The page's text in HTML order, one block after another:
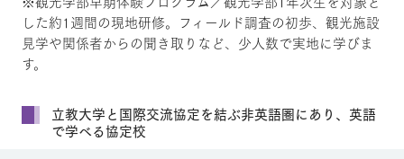
した約1週間の現地研修。フィールド調査の初歩、観光施設
見学や関係者からの聞き取りなど、少人数で実地に学びま
す。
立教大学と国際交流協定を結ぶ非英語圏にあり、英語
で学べる協定校